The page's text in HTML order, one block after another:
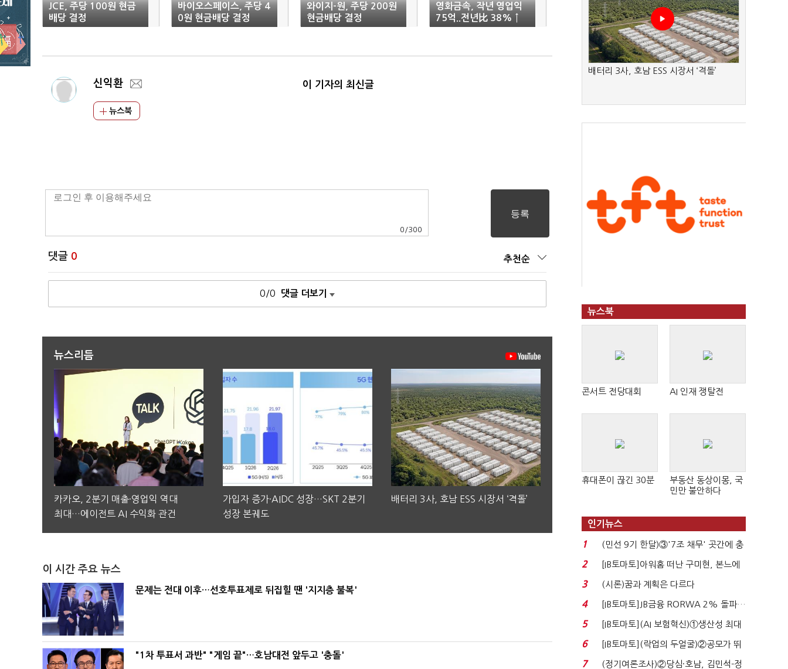
JCE, 주당 100원 현금
배당 결정
바이오스페이스, 주당 4
0원 현금배당 결정
와이지-원, 주당 200원
현금배당 결정
영화금속, 작년 영업익
75억..전년比 38% ↑
신익환
뉴스북
이 기자의 최신글
0 /300
댓글 0 추천순
0/0 댓글 더보기
뉴스리듬
카카오, 2분기 매출·영업익 역대
최대…에이전트 AI 수익화 관건
가입자 증가·AIDC 성장…SKT 2분기
성장 본궤도
배터리 3사, 호남 ESS 시장서 ‘격돌’
이 시간 주요 뉴스
문제는 전대 이후…선호투표제로 뒤집힐 땐 '지지층 불복'
"1차 투표서 과반" "게임 끝"…호남대전 앞두고 '충돌'
배터리 3사, 호남 ESS 시장서 ‘격돌’
뉴스북
콘서트 전당대회 AI 인재 쟁탈전
휴대폰이 끊긴 30분
부동산 동상이몽, 국
민만 불안하다
인기뉴스
1
(민선 9기 한달)③'7조 채무' 곳간에 충
격…추미애, 20년...
2
[IB토마토]아워홈 떠난 구미현, 본느에
340억 베팅…가...
3 (시론)꿈과 계획은 다르다
4
[IB토마토]JB금융 RORWA 2% 돌파…
실적 견인은 은행 ...
5
[IB토마토](AI 보험혁신)①생산성 최대
80% 개선…현실...
6
[IB토마토](락업의 두얼굴)②공모가 뛰
자 첫날 매도…FI ...
7
(정기여론조사)②당심·호남, 김민석-정